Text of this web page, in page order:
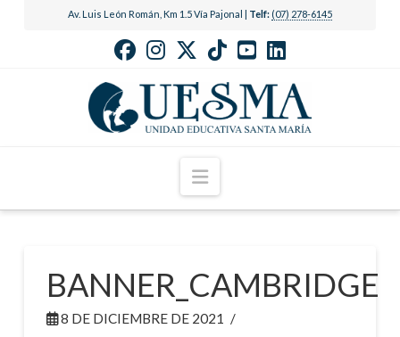
Av. Luis León Román, Km 1.5 Vía Pajonal | Telf: (07) 278-6145
Navigation
BANNER_CAMBRIDGE
8 DE DICIEMBRE DE 2021